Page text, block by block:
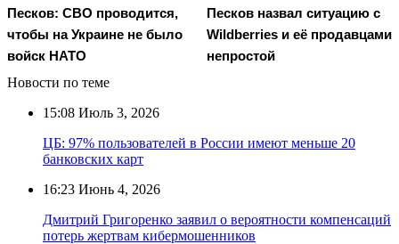
Песков: СВО проводится,
чтобы на Украине не было
войск НАТО
Песков назвал ситуацию с
Wildberries и её продавцами
непростой
Новости по теме
15:08 Июль 3, 2026
ЦБ: 97% пользователей в России имеют меньше 20
банковских карт
16:23 Июнь 4, 2026
Дмитрий Григоренко заявил о вероятности компенсаций
потерь жертвам кибермошенников